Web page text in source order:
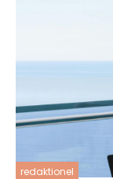
redaktionel